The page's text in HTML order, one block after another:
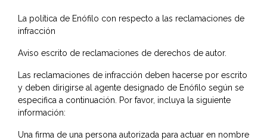
La política de Enófilo con respecto a las reclamaciones de
infracción
Aviso escrito de reclamaciones de derechos de autor.
Las reclamaciones de infracción deben hacerse por escrito
y deben dirigirse al agente designado de Enófilo según se
especifica a continuación. Por favor, incluya la siguiente
información:
Una firma de una persona autorizada para actuar en nombre